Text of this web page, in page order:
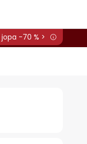
jopa -70 % >